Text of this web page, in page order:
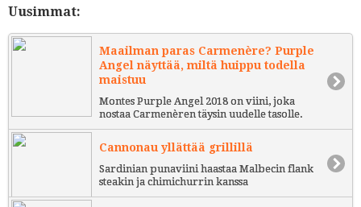
Uusimmat:
Maailman paras Carmenère? Purple
Angel näyttää, miltä huippu todella
maistuu
Montes Purple Angel 2018 on viini, joka
nostaa Carmenèren täysin uudelle tasolle.
Cannonau yllättää grillillä
Sardinian punaviini haastaa Malbecin flank
steakin ja chimichurrin kanssa